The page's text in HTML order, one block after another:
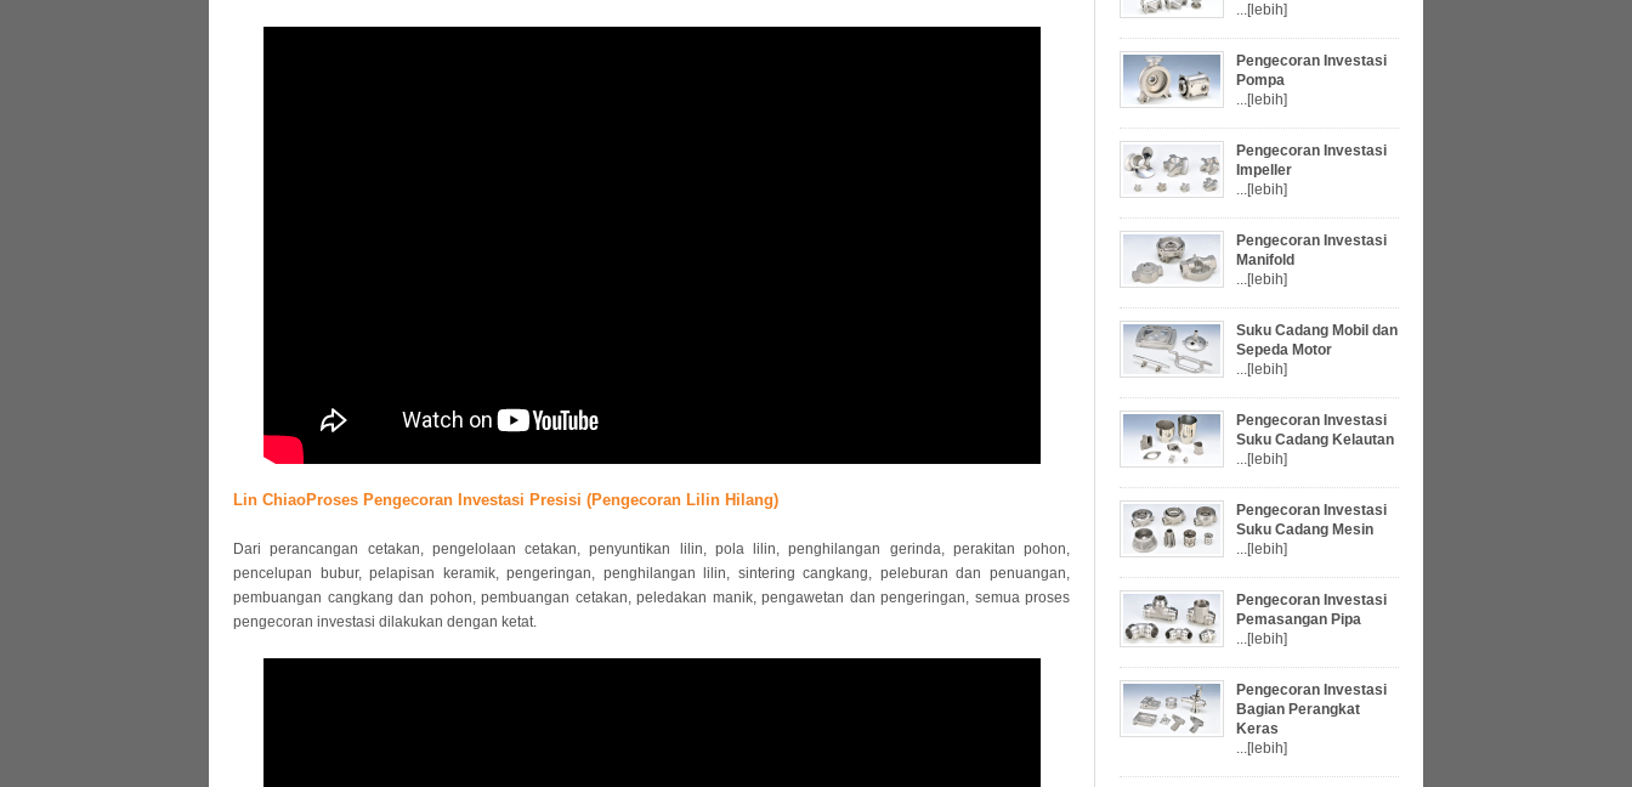
Lin ChiaoProses Pengecoran Investasi Presisi (Pengecoran Lilin Hilang)
Dari perancangan cetakan, pengelolaan cetakan, penyuntikan lilin, pola lilin, penghilangan gerinda, perakitan pohon,
pencelupan bubur, pelapisan keramik, pengeringan, penghilangan lilin, sintering cangkang, peleburan dan penuangan,
pembuangan cangkang dan pohon, pembuangan cetakan, peledakan manik, pengawetan dan pengeringan, semua proses
pengecoran investasi dilakukan dengan ketat.
...[lebih]
Pengecoran Investasi
Pompa
...[lebih]
Pengecoran Investasi
Impeller
...[lebih]
Pengecoran Investasi
Manifold
...[lebih]
Suku Cadang Mobil dan
Sepeda Motor
...[lebih]
Pengecoran Investasi
Suku Cadang Kelautan
...[lebih]
Pengecoran Investasi
Suku Cadang Mesin
...[lebih]
Pengecoran Investasi
Pemasangan Pipa
...[lebih]
Pengecoran Investasi
Bagian Perangkat
Keras
...[lebih]